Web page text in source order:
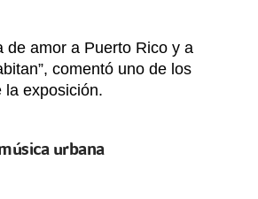
de amor a Puerto Rico y a
comentó uno de los
la exposición.
urbana